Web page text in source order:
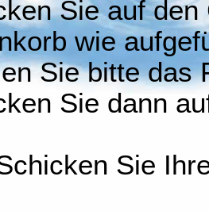
Sie auf
wie
Sie bitte das
Sie dann
Sie